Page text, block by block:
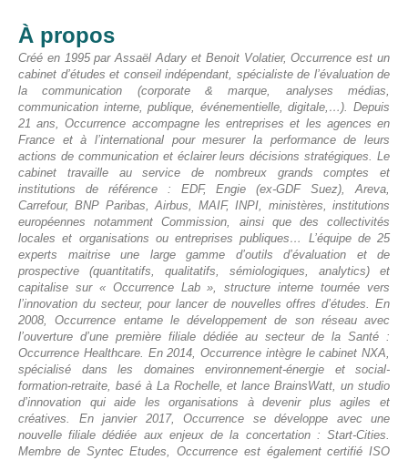
À propos
Créé en 1995 par Assaël Adary et Benoit Volatier, Occurrence est un
cabinet d’études et conseil indépendant, spécialiste de l’évaluation de
la communication (corporate & marque, analyses médias,
communication interne, publique, événementielle, digitale,…). Depuis
21 ans, Occurrence accompagne les entreprises et les agences en
France et à l’international pour mesurer la performance de leurs
actions de communication et éclairer leurs décisions stratégiques. Le
cabinet travaille au service de nombreux grands comptes et
institutions de référence : EDF, Engie (ex-GDF Suez), Areva,
Carrefour, BNP Paribas, Airbus, MAIF, INPI, ministères, institutions
européennes notamment Commission, ainsi que des collectivités
locales et organisations ou entreprises publiques… L’équipe de 25
experts maitrise une large gamme d’outils d’évaluation et de
prospective (quantitatifs, qualitatifs, sémiologiques, analytics) et
capitalise sur « Occurrence Lab », structure interne tournée vers
l’innovation du secteur, pour lancer de nouvelles offres d’études. En
2008, Occurrence entame le développement de son réseau avec
l’ouverture d’une première filiale dédiée au secteur de la Santé :
Occurrence Healthcare. En 2014, Occurrence intègre le cabinet NXA,
spécialisé dans les domaines environnement-énergie et social-
formation-retraite, basé à La Rochelle, et lance BrainsWatt, un studio
d’innovation qui aide les organisations à devenir plus agiles et
créatives. En janvier 2017, Occurrence se développe avec une
nouvelle filiale dédiée aux enjeux de la concertation : Start-Cities.
Membre de Syntec Etudes, Occurrence est également certifié ISO